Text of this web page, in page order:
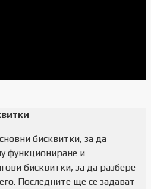
бисквитки, за да
функциониране и
бисквитки, за да разбере
Последните ще се задават